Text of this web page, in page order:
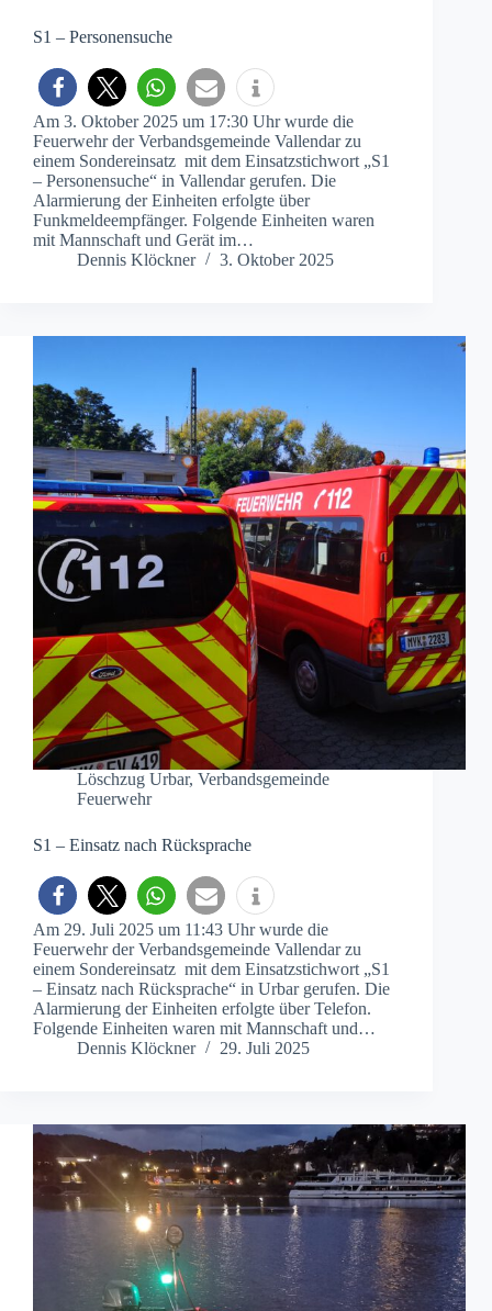
S1 – Personensuche
Am 3. Oktober 2025 um 17:30 Uhr wurde die
Feuerwehr der Verbandsgemeinde Vallendar zu
einem Sondereinsatz mit dem Einsatzstichwort „S1
– Personensuche“ in Vallendar gerufen. Die
Alarmierung der Einheiten erfolgte über
Funkmeldeempfänger. Folgende Einheiten waren
mit Mannschaft und Gerät im…
Dennis Klöckner
3. Oktober 2025
Löschzug Urbar, Verbandsgemeinde
Feuerwehr
S1 – Einsatz nach Rücksprache
Am 29. Juli 2025 um 11:43 Uhr wurde die
Feuerwehr der Verbandsgemeinde Vallendar zu
einem Sondereinsatz mit dem Einsatzstichwort „S1
– Einsatz nach Rücksprache“ in Urbar gerufen. Die
Alarmierung der Einheiten erfolgte über Telefon.
Folgende Einheiten waren mit Mannschaft und…
Dennis Klöckner
29. Juli 2025